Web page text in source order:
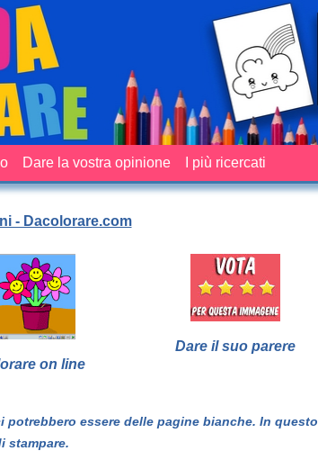
Dare la vostra opinione I più ricercati
- Dacolorare.com
on line
Dare il suo parere
potrebbero essere delle pagine bianche. In questo
stampare.